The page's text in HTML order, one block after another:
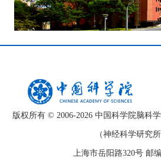
版权所有 © 2006-2026 中国科学院脑科
（神经科学研究所
上海市岳阳路320号 邮